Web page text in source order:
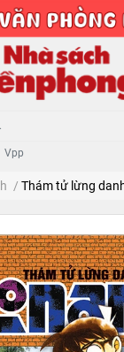
Vpp
/ Thám tử lừng